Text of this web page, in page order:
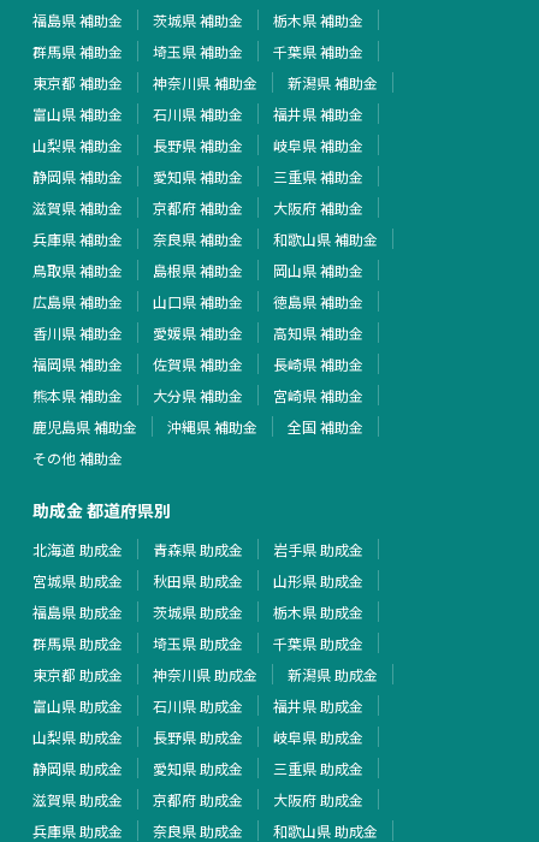
福島県 補助金
茨城県 補助金
栃木県 補助金
群馬県 補助金
埼玉県 補助金
千葉県 補助金
東京都 補助金
神奈川県 補助金
新潟県 補助金
富山県 補助金
石川県 補助金
福井県 補助金
山梨県 補助金
長野県 補助金
岐阜県 補助金
静岡県 補助金
愛知県 補助金
三重県 補助金
滋賀県 補助金
京都府 補助金
大阪府 補助金
兵庫県 補助金
奈良県 補助金
和歌山県 補助金
鳥取県 補助金
島根県 補助金
岡山県 補助金
広島県 補助金
山口県 補助金
徳島県 補助金
香川県 補助金
愛媛県 補助金
高知県 補助金
福岡県 補助金
佐賀県 補助金
長崎県 補助金
熊本県 補助金
大分県 補助金
宮崎県 補助金
鹿児島県 補助金
沖縄県 補助金
全国 補助金
その他 補助金
助成金 都道府県別
北海道 助成金 青森県 助成金
岩手県 助成金
宮城県 助成金
秋田県 助成金
山形県 助成金
福島県 助成金
茨城県 助成金
栃木県 助成金
群馬県 助成金
埼玉県 助成金
千葉県 助成金
東京都 助成金
神奈川県 助成金
新潟県 助成金
富山県 助成金
石川県 助成金
福井県 助成金
山梨県 助成金
長野県 助成金
岐阜県 助成金
静岡県 助成金
愛知県 助成金
三重県 助成金
滋賀県 助成金
京都府 助成金
大阪府 助成金
兵庫県 助成金
奈良県 助成金
和歌山県 助成金